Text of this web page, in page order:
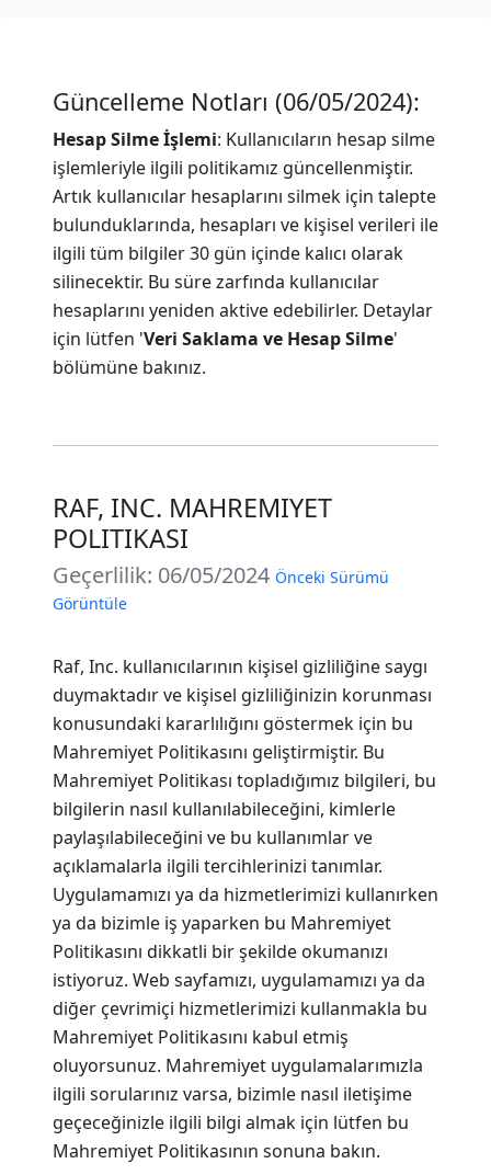
Güncelleme Notları (06/05/2024):
Hesap Silme İşlemi: Kullanıcıların hesap silme
işlemleriyle ilgili politikamız güncellenmiştir.
Artık kullanıcılar hesaplarını silmek için talepte
bulunduklarında, hesapları ve kişisel verileri ile
ilgili tüm bilgiler 30 gün içinde kalıcı olarak
silinecektir. Bu süre zarfında kullanıcılar
hesaplarını yeniden aktive edebilirler. Detaylar
için lütfen 'Veri Saklama ve Hesap Silme'
bölümüne bakınız.
RAF, INC. MAHREMIYET
POLITIKASI
Geçerlilik: 06/05/2024 Önceki Sürümü
Görüntüle
Raf, Inc. kullanıcılarının kişisel gizliliğine saygı
duymaktadır ve kişisel gizliliğinizin korunması
konusundaki kararlılığını göstermek için bu
Mahremiyet Politikasını geliştirmiştir. Bu
Mahremiyet Politikası topladığımız bilgileri, bu
bilgilerin nasıl kullanılabileceğini, kimlerle
paylaşılabileceğini ve bu kullanımlar ve
açıklamalarla ilgili tercihlerinizi tanımlar.
Uygulamamızı ya da hizmetlerimizi kullanırken
ya da bizimle iş yaparken bu Mahremiyet
Politikasını dikkatli bir şekilde okumanızı
istiyoruz. Web sayfamızı, uygulamamızı ya da
diğer çevrimiçi hizmetlerimizi kullanmakla bu
Mahremiyet Politikasını kabul etmiş
oluyorsunuz. Mahremiyet uygulamalarımızla
ilgili sorularınız varsa, bizimle nasıl iletişime
geçeceğinizle ilgili bilgi almak için lütfen bu
Mahremiyet Politikasının sonuna bakın.